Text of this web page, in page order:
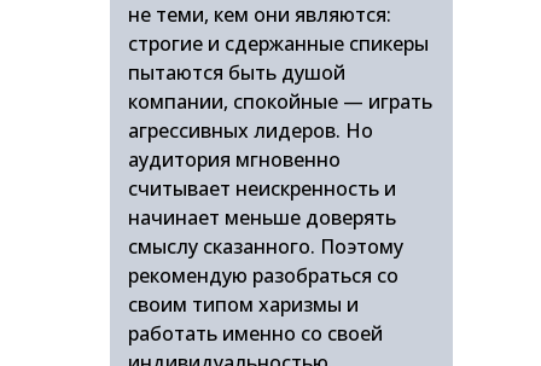
не теми, кем они являются:
строгие и сдержанные спикеры
пытаются быть душой
компании, спокойные — играть
агрессивных лидеров. Но
аудитория мгновенно
считывает неискренность и
начинает меньше доверять
смыслу сказанного. Поэтому
рекомендую разобраться со
своим типом харизмы и
работать именно со своей